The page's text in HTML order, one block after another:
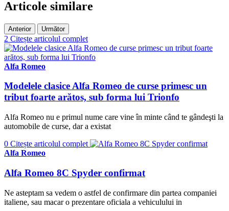
Articole similare
Anterior Următor
2 Citește articolul complet
Alfa Romeo
Modelele clasice Alfa Romeo de curse primesc un
tribut foarte arătos, sub forma lui Trionfo
Alfa Romeo nu e primul nume care vine în minte când te gândeşti la
automobile de curse, dar a existat
0 Citește articolul complet
Alfa Romeo
Alfa Romeo 8C Spyder confirmat
Ne asteptam sa vedem o astfel de confirmare din partea companiei
italiene, sau macar o prezentare oficiala a vehiculului in